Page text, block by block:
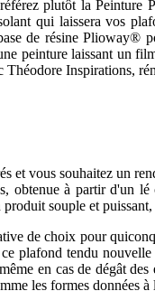
plutôt la Peinture
qui laissera vos
de résine Plioway®
peinture laissant un
Théodore Inspirations,
et vous souhaitez un
obtenue à partir d'un
souple et
de choix pour
plafond tendu
en cas de dégât
les formes données à